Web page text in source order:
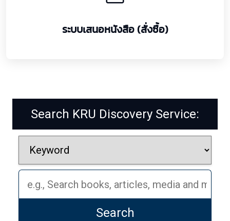
ระบบเสนอหนังสือ (สั่งซื้อ)
Search KRU Discovery Service:
Search